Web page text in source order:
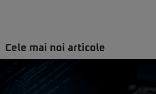
Cele mai noi articole